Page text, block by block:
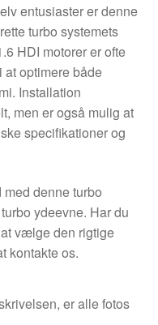
entusiaster er denne
turbo systemets
HDI motorer er ofte
optimere både
Installation
men er også mulig at
specifikationer og
denne turbo
ydeevne. Har du
vælge den rigtige
kontakte os.
er alle fotos